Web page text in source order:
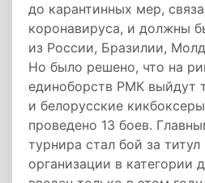
до карантинных мер,
коронавируса, и должны
из России, Бразилии,
Но было решено, что на
единоборств РМК выйдут
и белорусские
проведено 13 боев.
турнира стал бой за
организации в категории